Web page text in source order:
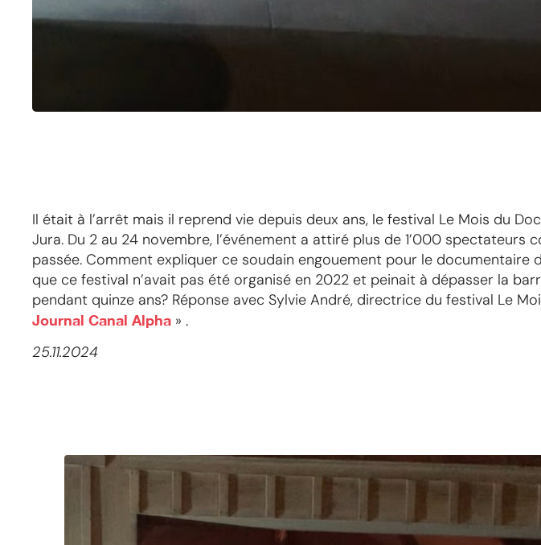
Il était à l’arrêt mais il reprend vie depuis deux ans, le festival Le Mois du
Jura. Du 2 au 24 novembre, l’événement a attiré plus de 1’000 spectateurs
passée. Comment expliquer ce soudain engouement pour le documentaire
que ce festival n’avait pas été organisé en 2022 et peinait à dépasser la
pendant quinze ans? Réponse avec Sylvie André, directrice du festival Le
Journal Canal Alpha » .
25.11.2024